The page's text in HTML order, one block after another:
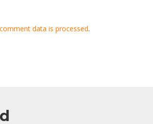
data is processed.